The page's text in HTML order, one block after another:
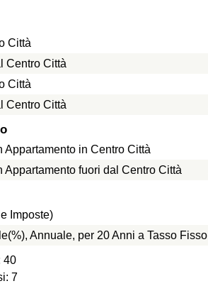
Città
Centro Città
Città
Centro Città
Appartamento in Centro Città
Appartamento fuori dal Centro Città
Imposte)
Annuale, per 20 Anni a Tasso Fisso
40
7